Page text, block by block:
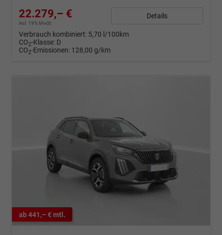
22.279,– €
incl. 19% MwSt.
Details
Verbrauch kombiniert: 5,70 l/100km
CO2-Klasse: D
CO2-Emissionen: 128,00 g/km
ab 441,– € mtl.